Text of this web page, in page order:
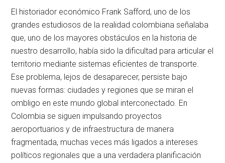
El historiador económico Frank Safford, uno de los
grandes estudiosos de la realidad colombiana señalaba
que, uno de los mayores obstáculos en la historia de
nuestro desarrollo, había sido la dificultad para articular el
territorio mediante sistemas eficientes de transporte.
Ese problema, lejos de desaparecer, persiste bajo
nuevas formas: ciudades y regiones que se miran el
ombligo en este mundo global interconectado. En
Colombia se siguen impulsando proyectos
aeroportuarios y de infraestructura de manera
fragmentada, muchas veces más ligados a intereses
políticos regionales que a una verdadera planificación